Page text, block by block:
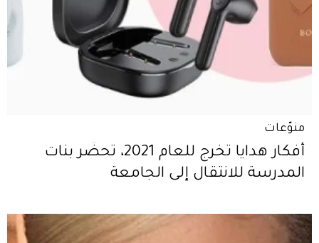
منوّعات
أفكار هدايا تخرج للعام 2021، تحضّر بنات
المدرسة للانتقال إلى الجامعة